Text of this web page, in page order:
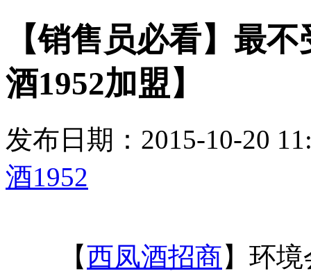
【销售员必看】最
酒1952加盟】
发布日期：2015-10-20
酒1952
【西凤酒招商】环